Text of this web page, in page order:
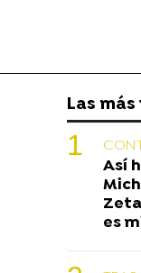
Las
Así
es